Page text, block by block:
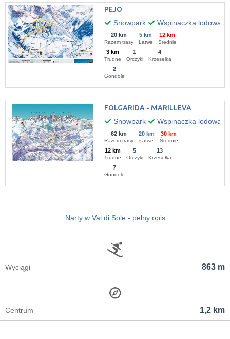
PEJO
Snowpark
Wspinaczka lodowa
20 km
Razem trasy
5 km
Łatwe
12 km
Średnie
3 km
Trudne
1
Orczyki
4
Krzesełka
2
Gondole
FOLGARIDA - MARILLEVA
Snowpark
Wspinaczka lodowa
62 km
Razem trasy
20 km
Łatwe
30 km
Średnie
12 km
Trudne
5
Orczyki
13
Krzesełka
7
Gondole
Narty w Val di Sole - pełny opis
863 m
Wyciągi
1,2 km
Centrum